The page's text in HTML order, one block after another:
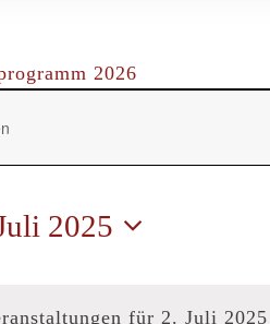
2026
für 2. Juli
2025